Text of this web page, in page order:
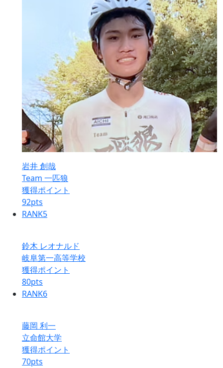
岩井 創哉
Team 一匹狼
獲得ポイント
92pts
RANK5
鈴木 レオナルド
岐阜第一高等学校
獲得ポイント
80pts
RANK6
藤岡 利一
立命館大学
獲得ポイント
70pts